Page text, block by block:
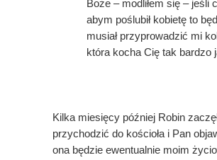
Boże – modliłem się – jeśli
abym poślubił kobietę to
musiał przyprowadzić mi
która kocha Cię tak bardzo
Kilka miesięcy później Robin
przychodzić do kościoła i Pan
ona będzie ewentualnie moim